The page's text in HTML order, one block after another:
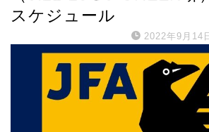
スケジュール
2022年9月14